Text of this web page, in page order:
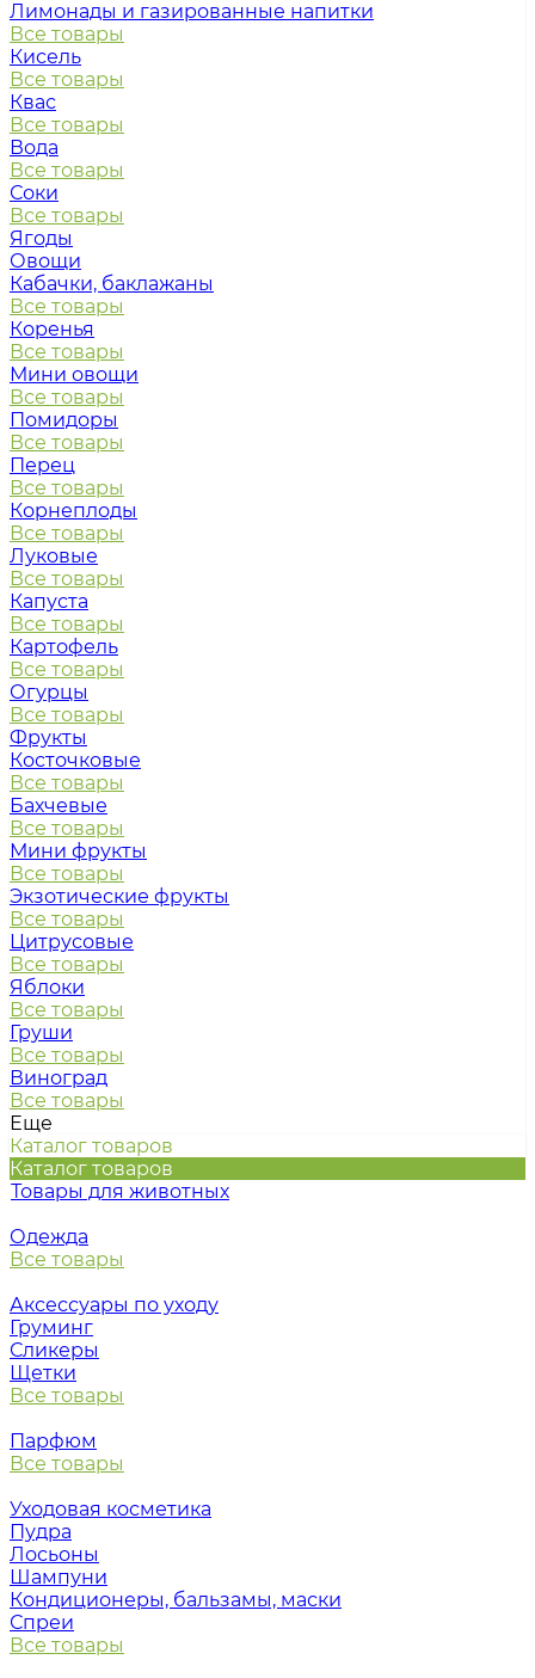
Лимонады и газированные напитки
Все товары
Кисель
Все товары
Квас
Все товары
Вода
Все товары
Соки
Все товары
Ягоды
Овощи
Кабачки, баклажаны
Все товары
Коренья
Все товары
Мини овощи
Все товары
Помидоры
Все товары
Перец
Все товары
Корнеплоды
Все товары
Луковые
Все товары
Капуста
Все товары
Картофель
Все товары
Огурцы
Все товары
Фрукты
Косточковые
Все товары
Бахчевые
Все товары
Мини фрукты
Все товары
Экзотические фрукты
Все товары
Цитрусовые
Все товары
Яблоки
Все товары
Груши
Все товары
Виноград
Все товары
Еще
Каталог товаров
Каталог товаров
Товары для животных
Одежда
Все товары
Аксессуары по уходу
Груминг
Сликеры
Щетки
Все товары
Парфюм
Все товары
Уходовая косметика
Пудра
Лосьоны
Шампуни
Кондиционеры, бальзамы, маски
Спреи
Все товары